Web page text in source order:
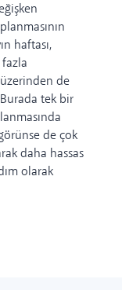
haftası,
de
tek bir
de çok
daha hassas
olarak